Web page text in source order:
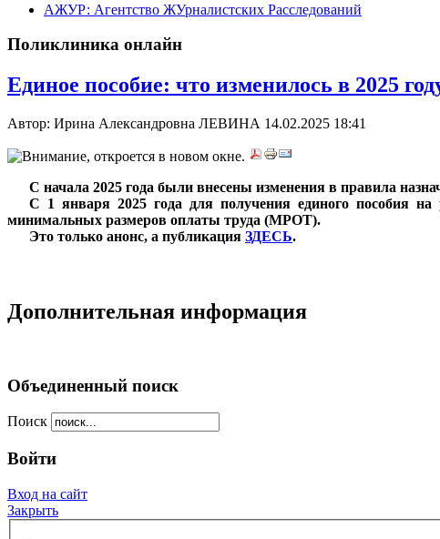
АЖУР: Агентство ЖУрналистских Расследований
Поликлиника онлайн
Единое пособие: что изменилось в 2025
Автор: Ирина Александровна ЛЕВИНА 14.02.2025 18:41
С начала 2025 года были внесены изменения в правила
С 1 января 2025 года для получения единого пособия на
минимальных размеров оплаты труда (МРОТ).
Это только анонс, а публикация ЗДЕСЬ.
Дополнительная информация
Объединенный поиск
Поиск
Войти
Вход на сайт
Закрыть